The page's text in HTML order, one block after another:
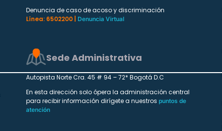
Denuncia de caso de acoso y discriminación
Línea: 6502200 |
Denuncia Virtual
Sede Administrativa
Autopista Norte Cra. 45 # 94 – 72* Bogotá D.C
En esta dirección solo ópera la administración central
para recibir información dirígete a nuestros puntos de
atención